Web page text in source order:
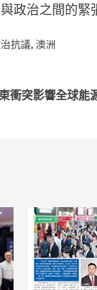
政治之間的緊
抗議, 澳洲
衝突影響全球能